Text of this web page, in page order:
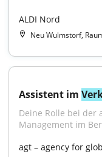
ALDI Nord
Neu Wulmstorf,
Assistent im
Deine Rolle bei der
Management im
agt – agency for